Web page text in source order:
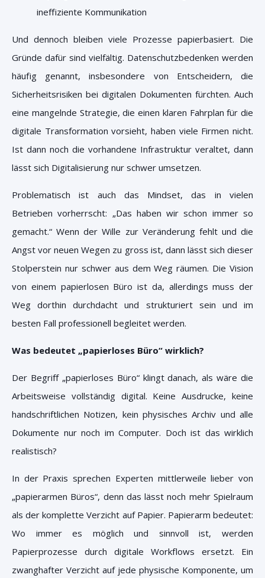
ineffiziente Kommunikation
Und dennoch bleiben viele Prozesse papierbasiert. Die
Gründe dafür sind vielfältig. Datenschutzbedenken werden
häufig genannt, insbesondere von Entscheidern, die
Sicherheitsrisiken bei digitalen Dokumenten fürchten. Auch
eine mangelnde Strategie, die einen klaren Fahrplan für die
digitale Transformation vorsieht, haben viele Firmen nicht.
Ist dann noch die vorhandene Infrastruktur veraltet, dann
lässt sich Digitalisierung nur schwer umsetzen.
Problematisch ist auch das Mindset, das in vielen
Betrieben vorherrscht: „Das haben wir schon immer so
gemacht.“ Wenn der Wille zur Veränderung fehlt und die
Angst vor neuen Wegen zu gross ist, dann lässt sich dieser
Stolperstein nur schwer aus dem Weg räumen. Die Vision
von einem papierlosen Büro ist da, allerdings muss der
Weg dorthin durchdacht und strukturiert sein und im
besten Fall professionell begleitet werden.
Was bedeutet „papierloses Büro“ wirklich?
Der Begriff „papierloses Büro“ klingt danach, als wäre die
Arbeitsweise vollständig digital. Keine Ausdrucke, keine
handschriftlichen Notizen, kein physisches Archiv und alle
Dokumente nur noch im Computer. Doch ist das wirklich
realistisch?
In der Praxis sprechen Experten mittlerweile lieber von
„papierarmen Büros“, denn das lässt noch mehr Spielraum
als der komplette Verzicht auf Papier. Papierarm bedeutet:
Wo immer es möglich und sinnvoll ist, werden
Papierprozesse durch digitale Workflows ersetzt. Ein
zwanghafter Verzicht auf jede physische Komponente, um